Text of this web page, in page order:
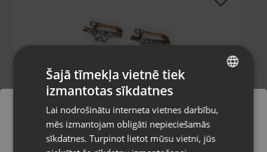
Zelta auskari
Rīga, Kurzemes prospekts 59a
Stāvoklis Restaurēts (Garantija 24 mēneši)
Pasūtījumi tiks piegādāti uz
RUSSIAN
Šajā tīmekļa vietnē tiek
izmantotas sīkdatnes
Lai nodrošinātu interneta vietnes darbību,
mēs izmantojam obligāti nepieciešamās
sīkdatnes. Turpinot lietot mūsu vietni, jūs